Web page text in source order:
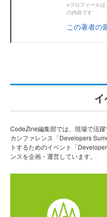
※プロフィール
の内容です
この著者の
CodeZine編集部では、現場で活
カンファレンス「Developers
トするためのイベント「
ンスを企画・運営しています。